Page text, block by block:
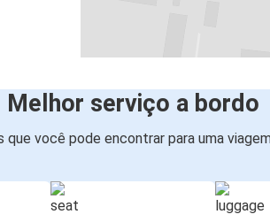
Melhor serviço a bordo
que você pode encontrar para uma